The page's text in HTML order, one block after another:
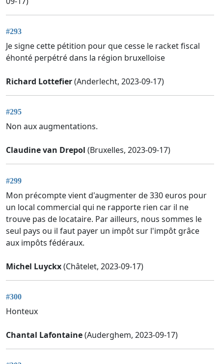
#293
Je signe cette pétition pour que cesse le racket fiscal
éhonté perpétré dans la région bruxelloise
Richard Lottefier(Anderlecht, 2023-09-17)
#295
Non aux augmentations.
Claudine van Drepol (Bruxelles, 2023-09-17)
#299
Mon précompte vient d'augmenter de 330 euros pour
un local commercial qui ne rapporte rien car il ne
trouve pas de locataire. Par ailleurs, nous sommes le
seul pays ou il faut payer un impôt sur l'impôt grâce
aux impôts fédéraux.
Michel Luyckx(Châtelet, 2023-09-17)
#300
Honteux
Chantal Lafontaine(Auderghem, 2023-09-17)